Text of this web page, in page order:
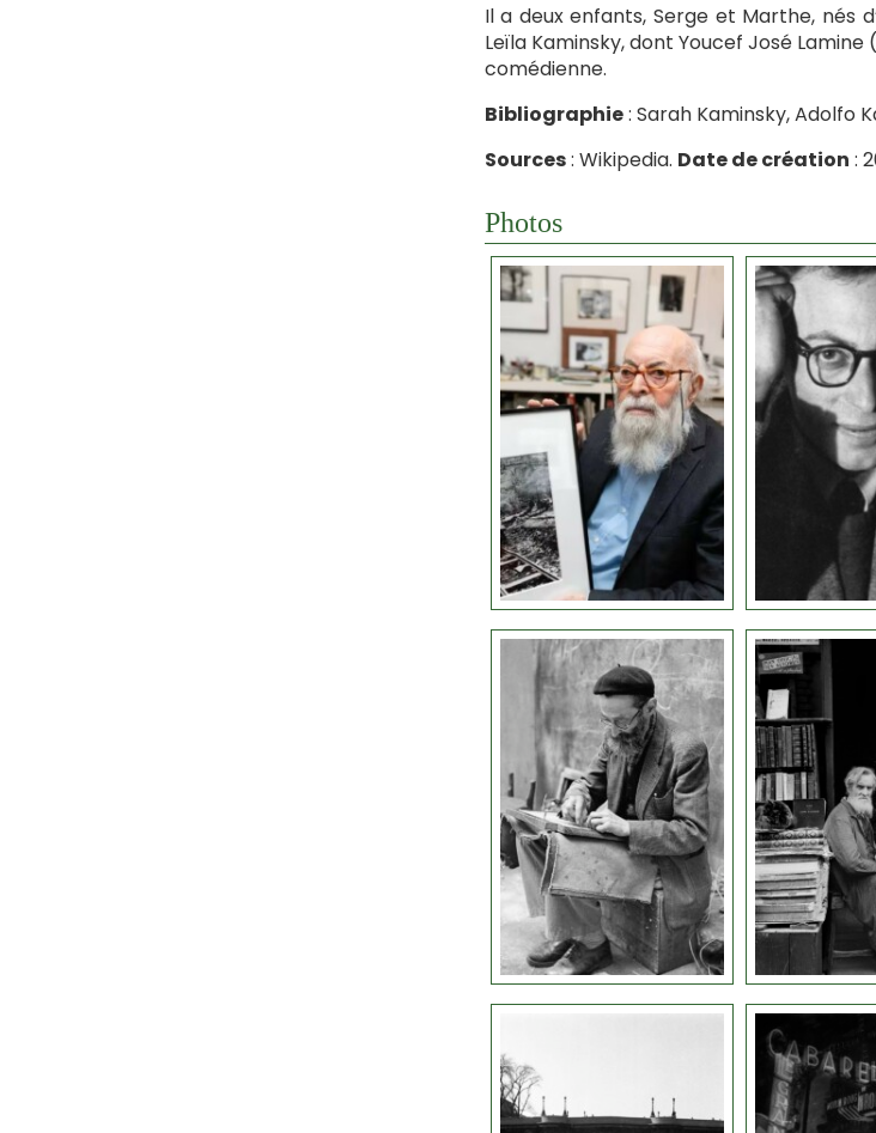
Il a deux enfants, Serge et Marthe, nés
Leïla Kaminsky, dont Youcef José
comédienne.
Bibliographie: Sarah Kaminsky,Adolfo
Sources: Wikipedia. Date de création :
Photos